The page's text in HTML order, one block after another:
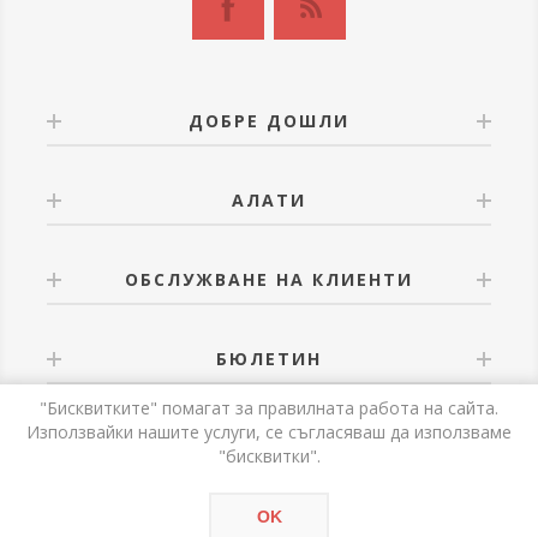
ДОБРЕ ДОШЛИ
АЛАТИ
ОБСЛУЖВАНЕ НА КЛИЕНТИ
БЮЛЕТИН
Авторски права © 2026 Alati. Всички права запазени.
"Бисквитките" помагат за правилната работа на сайта.
Използвайки нашите услуги, се съгласяваш да използваме
"бисквитки".
OK